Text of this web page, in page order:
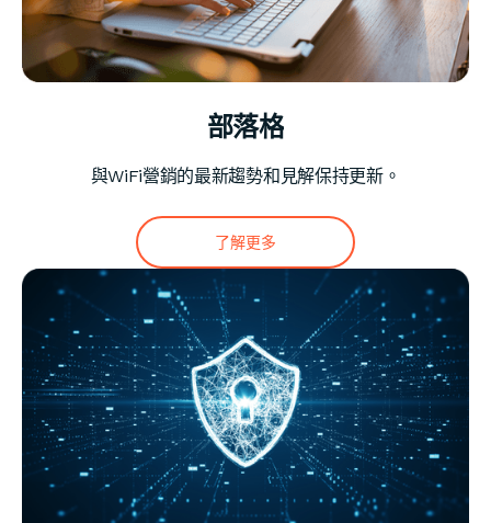
部落格
與WiFi營銷的最新趨勢和見解保持更新。
了解更多